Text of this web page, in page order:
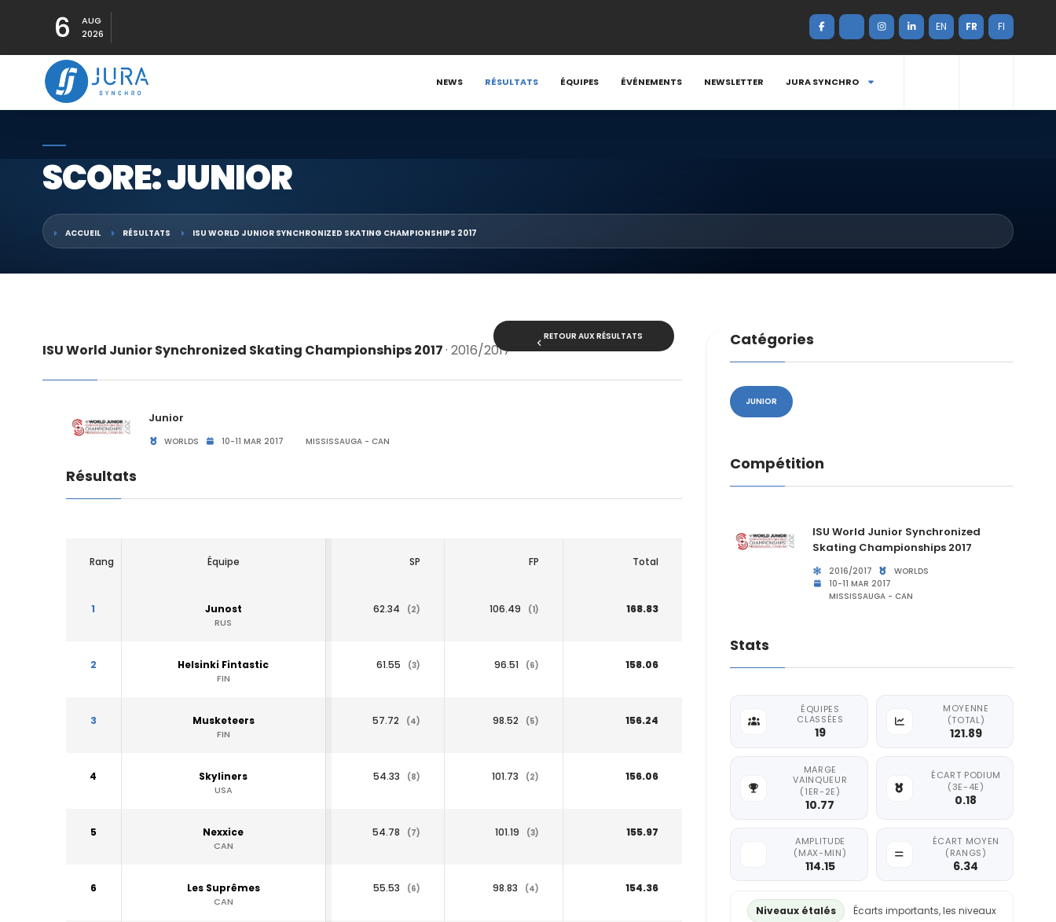
6
AUG
2026
EN FR FI
NEWS RÉSULTATS ÉQUIPES ÉVÉNEMENTS NEWSLETTER JURA SYNCHRO
SCORE: JUNIOR
ACCUEIL RÉSULTATS ISU WORLD JUNIOR SYNCHRONIZED SKATING CHAMPIONSHIPS 2017
ISU World Junior Synchronized Skating Championships 2017· 2016/2017
RETOUR AUX RÉSULTATS
Junior
WORLDS 10-11 MAR 2017 MISSISSAUGA - CAN
Résultats
Rang Équipe SP FP Total
1 Junost
RUS
62.34 (2) 106.49 (1) 168.83
2 Helsinki Fintastic
FIN
61.55 (3) 96.51 (6) 158.06
3 Musketeers
FIN
57.72 (4) 98.52 (5) 156.24
4 Skyliners
USA
54.33 (8) 101.73 (2) 156.06
5 Nexxice
CAN
54.78 (7) 101.19 (3) 155.97
6 Les Suprêmes
CAN
55.53 (6) 98.83 (4) 154.36
Catégories
JUNIOR
Compétition
ISU World Junior Synchronized
Skating Championships 2017
2016/2017
WORLDS
10-11 MAR 2017
MISSISSAUGA - CAN
Stats
ÉQUIPES
CLASSÉES
19
MOYENNE
(TOTAL)
121.89
MARGE
VAINQUEUR
(1ER-2E)
10.77
ÉCART PODIUM
(3E-4E)
0.18
AMPLITUDE
(MAX-MIN)
114.15
ÉCART MOYEN
(RANGS)
6.34
Niveaux étalés
Écarts importants, les niveaux